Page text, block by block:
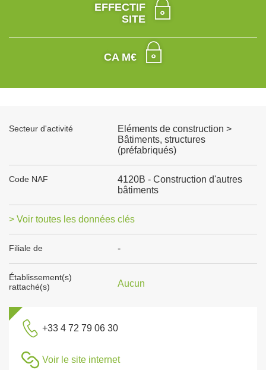
EFFECTIF
SITE
CA M€
Secteur d'activité
Eléments de construction >
Bâtiments, structures
(préfabriqués)
Code NAF
4120B - Construction d'autres
bâtiments
> Voir toutes les données clés
Filiale de -
Établissement(s)
rattaché(s)
Aucun
+33 4 72 79 06 30
Voir le site internet